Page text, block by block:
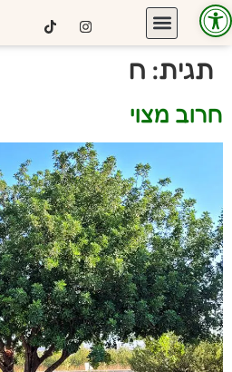
תגית: ח
חרוב מצוי